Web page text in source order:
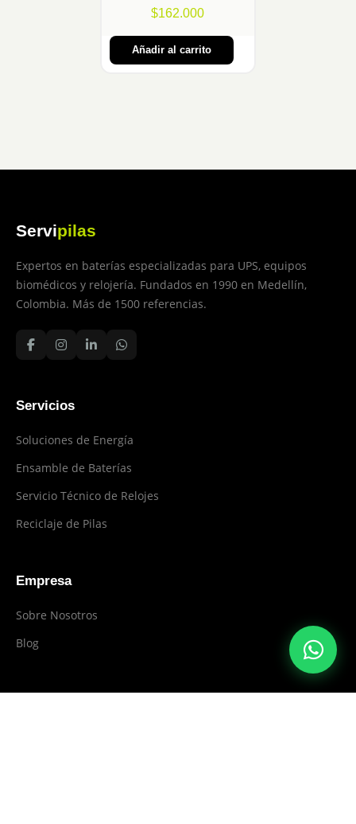
$162.000
Añadir al carrito
Servipilas
Expertos en baterías especializadas para UPS, equipos
biomédicos y relojería. Fundados en 1990 en Medellín,
Colombia. Más de 1500 referencias.
Servicios
Soluciones de Energía
Ensamble de Baterías
Servicio Técnico de Relojes
Reciclaje de Pilas
Empresa
Sobre Nosotros
Blog